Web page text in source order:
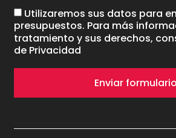
Utilizaremos sus datos para
presupuestos. Para más
tratamiento y sus derechos,
de Privacidad
Enviar formulario